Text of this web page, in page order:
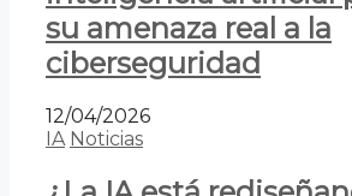
su amenaza real a la
ciberseguridad
12/04/2026
IA Noticias